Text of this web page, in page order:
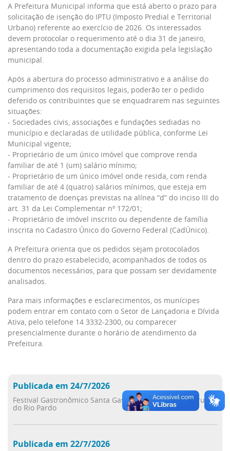
A Prefeitura Municipal informa que está aberto o prazo para
solicitação de isenção do IPTU (Imposto Predial e Territorial
Urbano) referente ao exercício de 2026. Os interessados
devem protocolar o requerimento até o dia 31 de janeiro,
apresentando toda a documentação exigida pela legislação
municipal.
Após a abertura do processo administrativo e a análise do
cumprimento dos requisitos legais, poderão ter o pedido
deferido os contribuintes que se enquadrarem nas seguintes
situações:
- Sociedades civis, associações e fundações sediadas no
município e declaradas de utilidade pública, conforme Lei
Municipal vigente;
- Proprietário de um único imóvel que comprove renda
familiar de até 1 (um) salário mínimo;
- Proprietário de um único imóvel onde resida, com renda
familiar de até 4 (quatro) salários mínimos, que esteja em
tratamento de doenças previstas na alínea “d” do inciso III do
art. 31 da Lei Complementar nº 172/01;
- Proprietário de imóvel inscrito ou dependente de família
inscrita no Cadastro Único do Governo Federal (CadÚnico).
A Prefeitura orienta que os pedidos sejam protocolados
dentro do prazo estabelecido, acompanhados de todos os
documentos necessários, para que possam ser devidamente
analisados.
Para mais informações e esclarecimentos, os munícipes
podem entrar em contato com o Setor de Lançadoria e Dívida
Ativa, pelo telefone 14 3332-2300, ou comparecer
presencialmente durante o horário de atendimento da
Prefeitura.
Publicada em 24/7/2026
Festival Gastronômico Santa Gastronomia em Santa Cruz
do Rio Pardo
Publicada em 22/7/2026